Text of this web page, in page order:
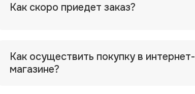
Как скоро приедет заказ?
Как осуществить покупку в интернет-
магазине?